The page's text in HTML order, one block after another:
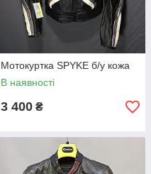
Мотокуртка SPYKE б/у кожа
В наявності
3 400 ₴